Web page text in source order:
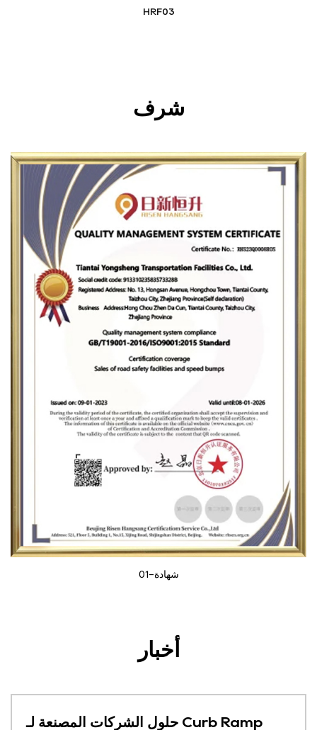
HRF03
شرف
شهادة-01
أخبار
حلول الشركات المصنعة لـ Curb Ramp